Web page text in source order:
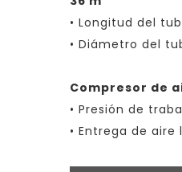
• Longitud del
• Diámetro del
Compresor de
• Presión de
• Entrega de aire